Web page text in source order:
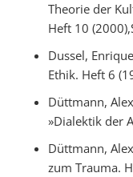
Theorie der
Heft 10
Dussel,
Ethik. Heft 6
Düttmann,
»Dialektik der
Düttmann,
zum Trauma.